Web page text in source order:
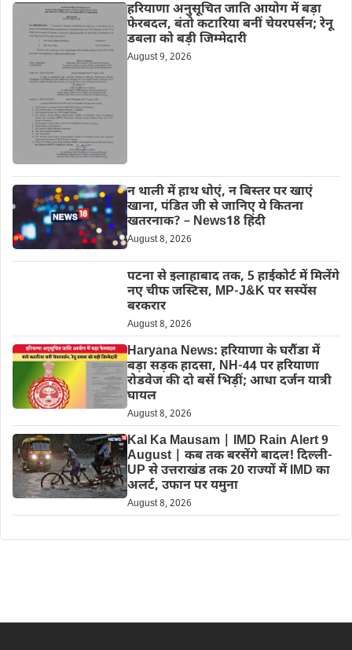
हरियाणा अनुसूचित जाति आयोग में बड़ा
फेरबदल, बंतो कटारिया बनीं चेयरपर्सन; रेनू
डबला को बड़ी जिम्मेदारी
August 9, 2026
न थाली में हाथ धोएं, न बिस्तर पर खाएं
खाना, पंडित जी से जानिए ये कितना
खतरनाक? – News18 हिंदी
August 8, 2026
पटना से इलाहाबाद तक, 5 हाईकोर्ट में मिलेंगे
नए चीफ जस्टिस, MP-J&K पर सस्पेंस
बरकरार
August 8, 2026
Haryana News: हरियाणा के घरौंडा में
बड़ा सड़क हादसा, NH-44 पर हरियाणा
रोडवेज की दो बसें भिड़ीं; आधा दर्जन यात्री
घायल
August 8, 2026
Kal Ka Mausam | IMD Rain Alert 9
August | कब तक बरसेंगे बादल! दिल्ली-
UP से उत्तराखंड तक 20 राज्यों में IMD का
अलर्ट, उफान पर यमुना
August 8, 2026